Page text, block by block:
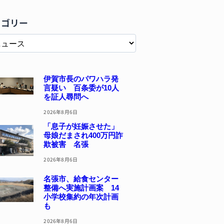
リー
伊賀市長のパワハラ発
言疑い 百条委が10人
を証人尋問へ
2026年8月6日
「息子が妊娠させた」
母娘だまされ400万円詐
欺被害 名張
2026年8月6日
名張市、給食センター
整備へ実施計画案 14
小学校集約の年次計画
も
2026年8月6日